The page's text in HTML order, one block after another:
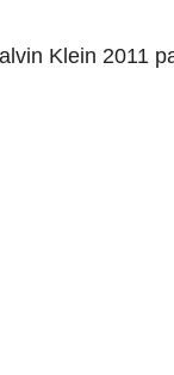
Klein 2011